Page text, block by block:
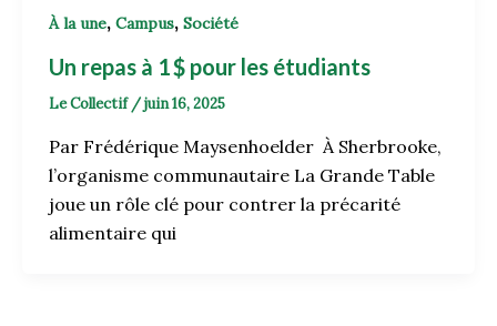
À la une, Campus, Société
Un repas à 1 $ pour les étudiants
Le Collectif /juin 16, 2025
Par Frédérique Maysenhoelder À Sherbrooke,
l’organisme communautaire La Grande Table
joue un rôle clé pour contrer la précarité
alimentaire qui